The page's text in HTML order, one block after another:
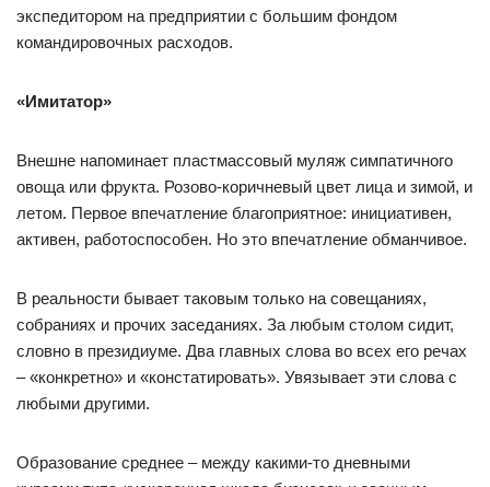
экспедитором на предприятии с большим фондом
командировочных расходов.
«Имитатор»
Внешне напоминает пластмассовый муляж симпатичного
овоща или фрукта. Розово-коричневый цвет лица и зимой, и
летом. Первое впечатление благоприятное: инициативен,
активен, работоспособен. Но это впечатление обманчивое.
В реальности бывает таковым только на совещаниях,
собраниях и прочих заседаниях. За любым столом сидит,
словно в президиуме. Два главных слова во всех его речах
– «конкретно» и «констатировать». Увязывает эти слова с
любыми другими.
Образование среднее – между какими-то дневными